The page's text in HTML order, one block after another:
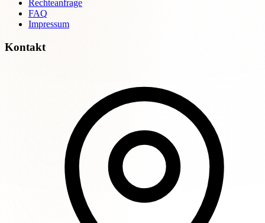
Rechteanfrage
FAQ
Impressum
Kontakt